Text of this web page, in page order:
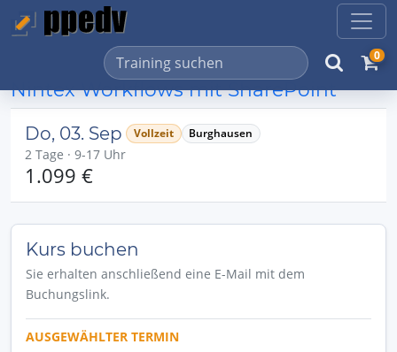
0
Nintex Workflows mit SharePoint
Do, 03. Sep Vollzeit Burghausen
2 Tage · 9-17 Uhr
1.099 €
Kurs buchen
Sie erhalten anschließend eine E-Mail mit dem
Buchungslink.
AUSGEWÄHLTER TERMIN